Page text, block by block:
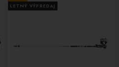
LETNÝ VÝPREDAJ